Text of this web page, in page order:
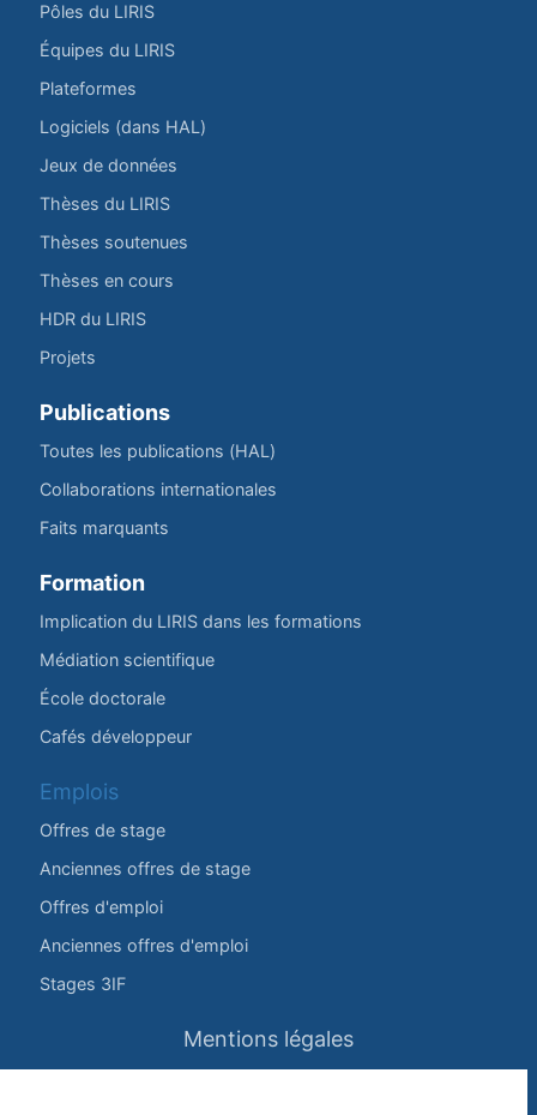
Pôles du LIRIS
Équipes du LIRIS
Plateformes
Logiciels (dans HAL)
Jeux de données
Thèses du LIRIS
Thèses soutenues
Thèses en cours
HDR du LIRIS
Projets
Publications
Toutes les publications (HAL)
Collaborations internationales
Faits marquants
Formation
Implication du LIRIS dans les formations
Médiation scientifique
École doctorale
Cafés développeur
Emplois
Offres de stage
Anciennes offres de stage
Offres d'emploi
Anciennes offres d'emploi
Stages 3IF
Mentions légales